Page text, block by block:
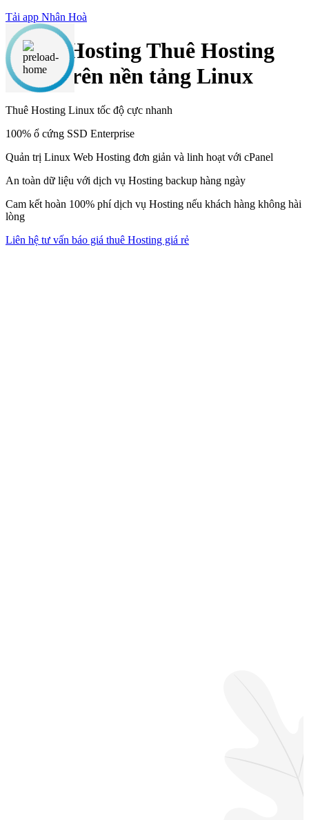
Tải app Nhân Hoà
Linux HostingThuê Hosting
giá rẻ trên nền tảng Linux
Thuê Hosting Linux tốc độ cực nhanh
100% ổ cứng SSD Enterprise
Quản trị Linux Web Hosting đơn giản và linh hoạt với cPanel
An toàn dữ liệu với dịch vụ Hosting backup hàng ngày
Cam kết hoàn 100% phí dịch vụ Hosting nếu khách hàng không hài
lòng
Liên hệ tư vấn báo giá thuê Hosting giá rẻ